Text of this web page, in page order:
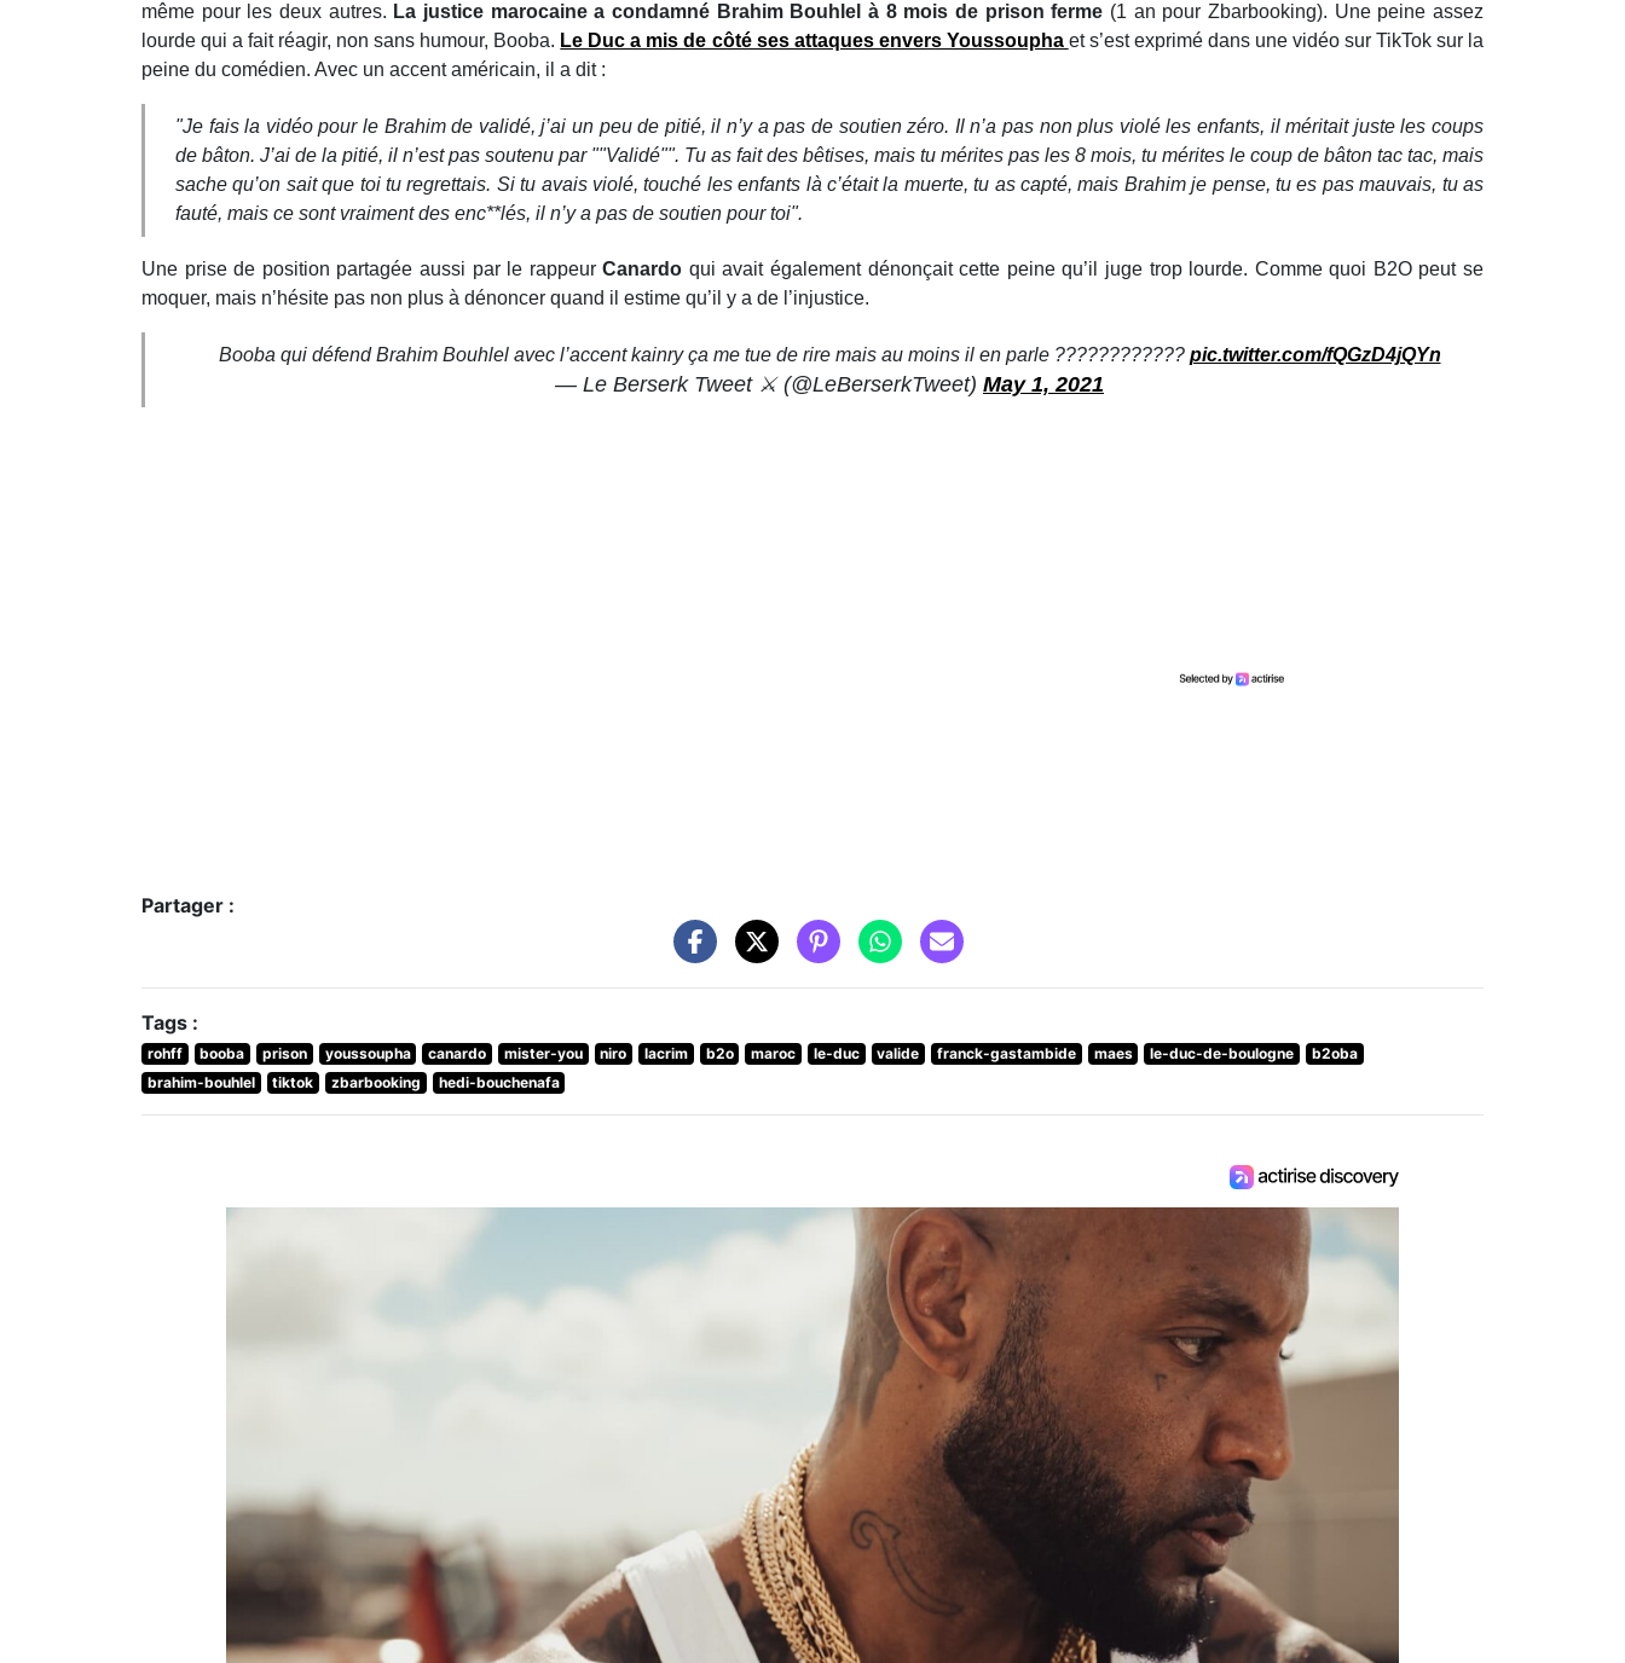
même pour les deux autres. La justice marocaine a condamné Brahim Bouhlel à 8 mois de prison ferme (1 an pour Zbarbooking). Une peine assez
lourde qui a fait réagir, non sans humour, Booba. Le Duc a mis de côté ses attaques envers Youssoupha et s’est exprimé dans une vidéo sur TikTok sur la
peine du comédien. Avec un accent américain, il a dit :
"Je fais la vidéo pour le Brahim de validé, j’ai un peu de pitié, il n’y a pas de soutien zéro. Il n’a pas non plus violé les enfants, il méritait juste les coups
de bâton. J’ai de la pitié, il n’est pas soutenu par ""Validé"". Tu as fait des bêtises, mais tu mérites pas les 8 mois, tu mérites le coup de bâton tac tac, mais
sache qu’on sait que toi tu regrettais. Si tu avais violé, touché les enfants là c’était la muerte, tu as capté, mais Brahim je pense, tu es pas mauvais, tu as
fauté, mais ce sont vraiment des enc**lés, il n’y a pas de soutien pour toi".
Une prise de position partagée aussi par le rappeurCanardo qui avait également dénonçait cette peine qu’il juge trop lourde. Comme quoi B2O peut se
moquer, mais n’hésite pas non plus à dénoncer quand il estime qu’il y a de l’injustice.
Booba qui défend Brahim Bouhlel avec l’accent kainry ça me tue de rire mais au moins il en parle ???????????? pic.twitter.com/fQGzD4jQYn
— Le Berserk Tweet ⚔️ (@LeBerserkTweet) May 1, 2021
Partager :
Tags :
rohff booba prison youssoupha canardo mister-you niro lacrim b2o maroc le-duc valide franck-gastambide maes le-duc-de-boulogne
b2oba
brahim-bouhlel
tiktok zbarbooking hedi-bouchenafa